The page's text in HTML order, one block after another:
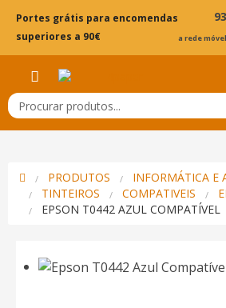
Portes grátis para encomendas
superiores a 90€
a rede
PRODUTOS
INFORMÁTICA E
TINTEIROS
COMPATIVEIS
EPSON T0442 AZUL COMPATÍVEL